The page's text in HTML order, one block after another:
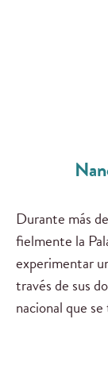
Durante más
fielmente la
experimentar
través de sus
nacional que